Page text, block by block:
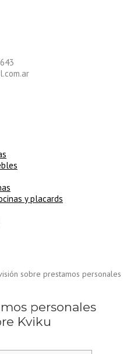
y placards
sobre prestamos personales
personales
Kviku